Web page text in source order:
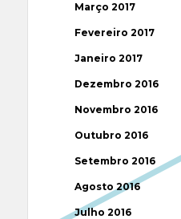
Março 2017
Fevereiro 2017
Janeiro 2017
Dezembro 2016
Novembro 2016
Outubro 2016
Setembro 2016
Agosto 2016
Julho 2016